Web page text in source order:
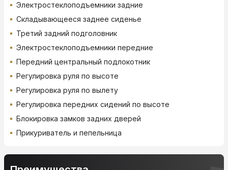
Электростеклоподъемники задние
Складывающееся заднее сиденье
Третий задний подголовник
Электростеклоподъемники передние
Передний центральный подлокотник
Регулировка руля по высоте
Регулировка руля по вылету
Регулировка передних сидений по высоте
Блокировка замков задних дверей
Прикуриватель и пепельница